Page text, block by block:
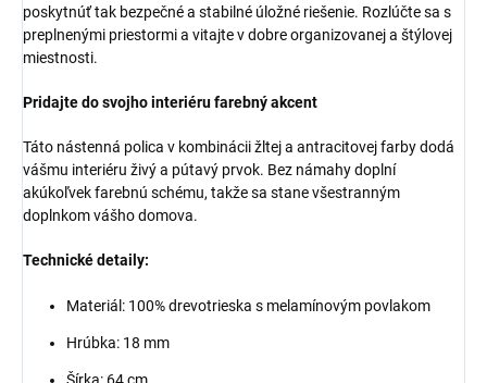
poskytnúť tak bezpečné a stabilné úložné riešenie. Rozlúčte sa s
preplnenými priestormi a vitajte v dobre organizovanej a štýlovej
miestnosti.
Pridajte do svojho interiéru farebný akcent
Táto nástenná polica v kombinácii žltej a antracitovej farby dodá
vášmu interiéru živý a pútavý prvok. Bez námahy doplní
akúkoľvek farebnú schému, takže sa stane všestranným
doplnkom vášho domova.
Technické detaily:
Materiál: 100% drevotrieska s melamínovým povlakom
Hrúbka: 18 mm